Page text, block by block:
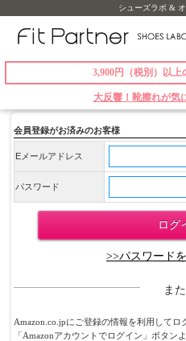
シューズラボ &
3,900円（税別）以
大反響！靴擦れが気
会員登録がお済みのお客様
Eメールアドレス
パスワード
>>パスワード
ま
Amazon.co.jpにご登録の情報を利用してロ
「Amazonアカウントでログイン」ボタン